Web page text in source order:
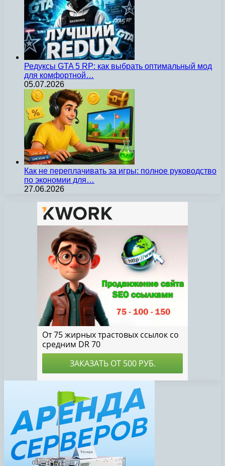
Редуксы GTA 5 RP: как выбрать оптимальный мод
для комфортной…
05.07.2026
Как не переплачивать за игры: полное руководство
по экономии для…
27.06.2026